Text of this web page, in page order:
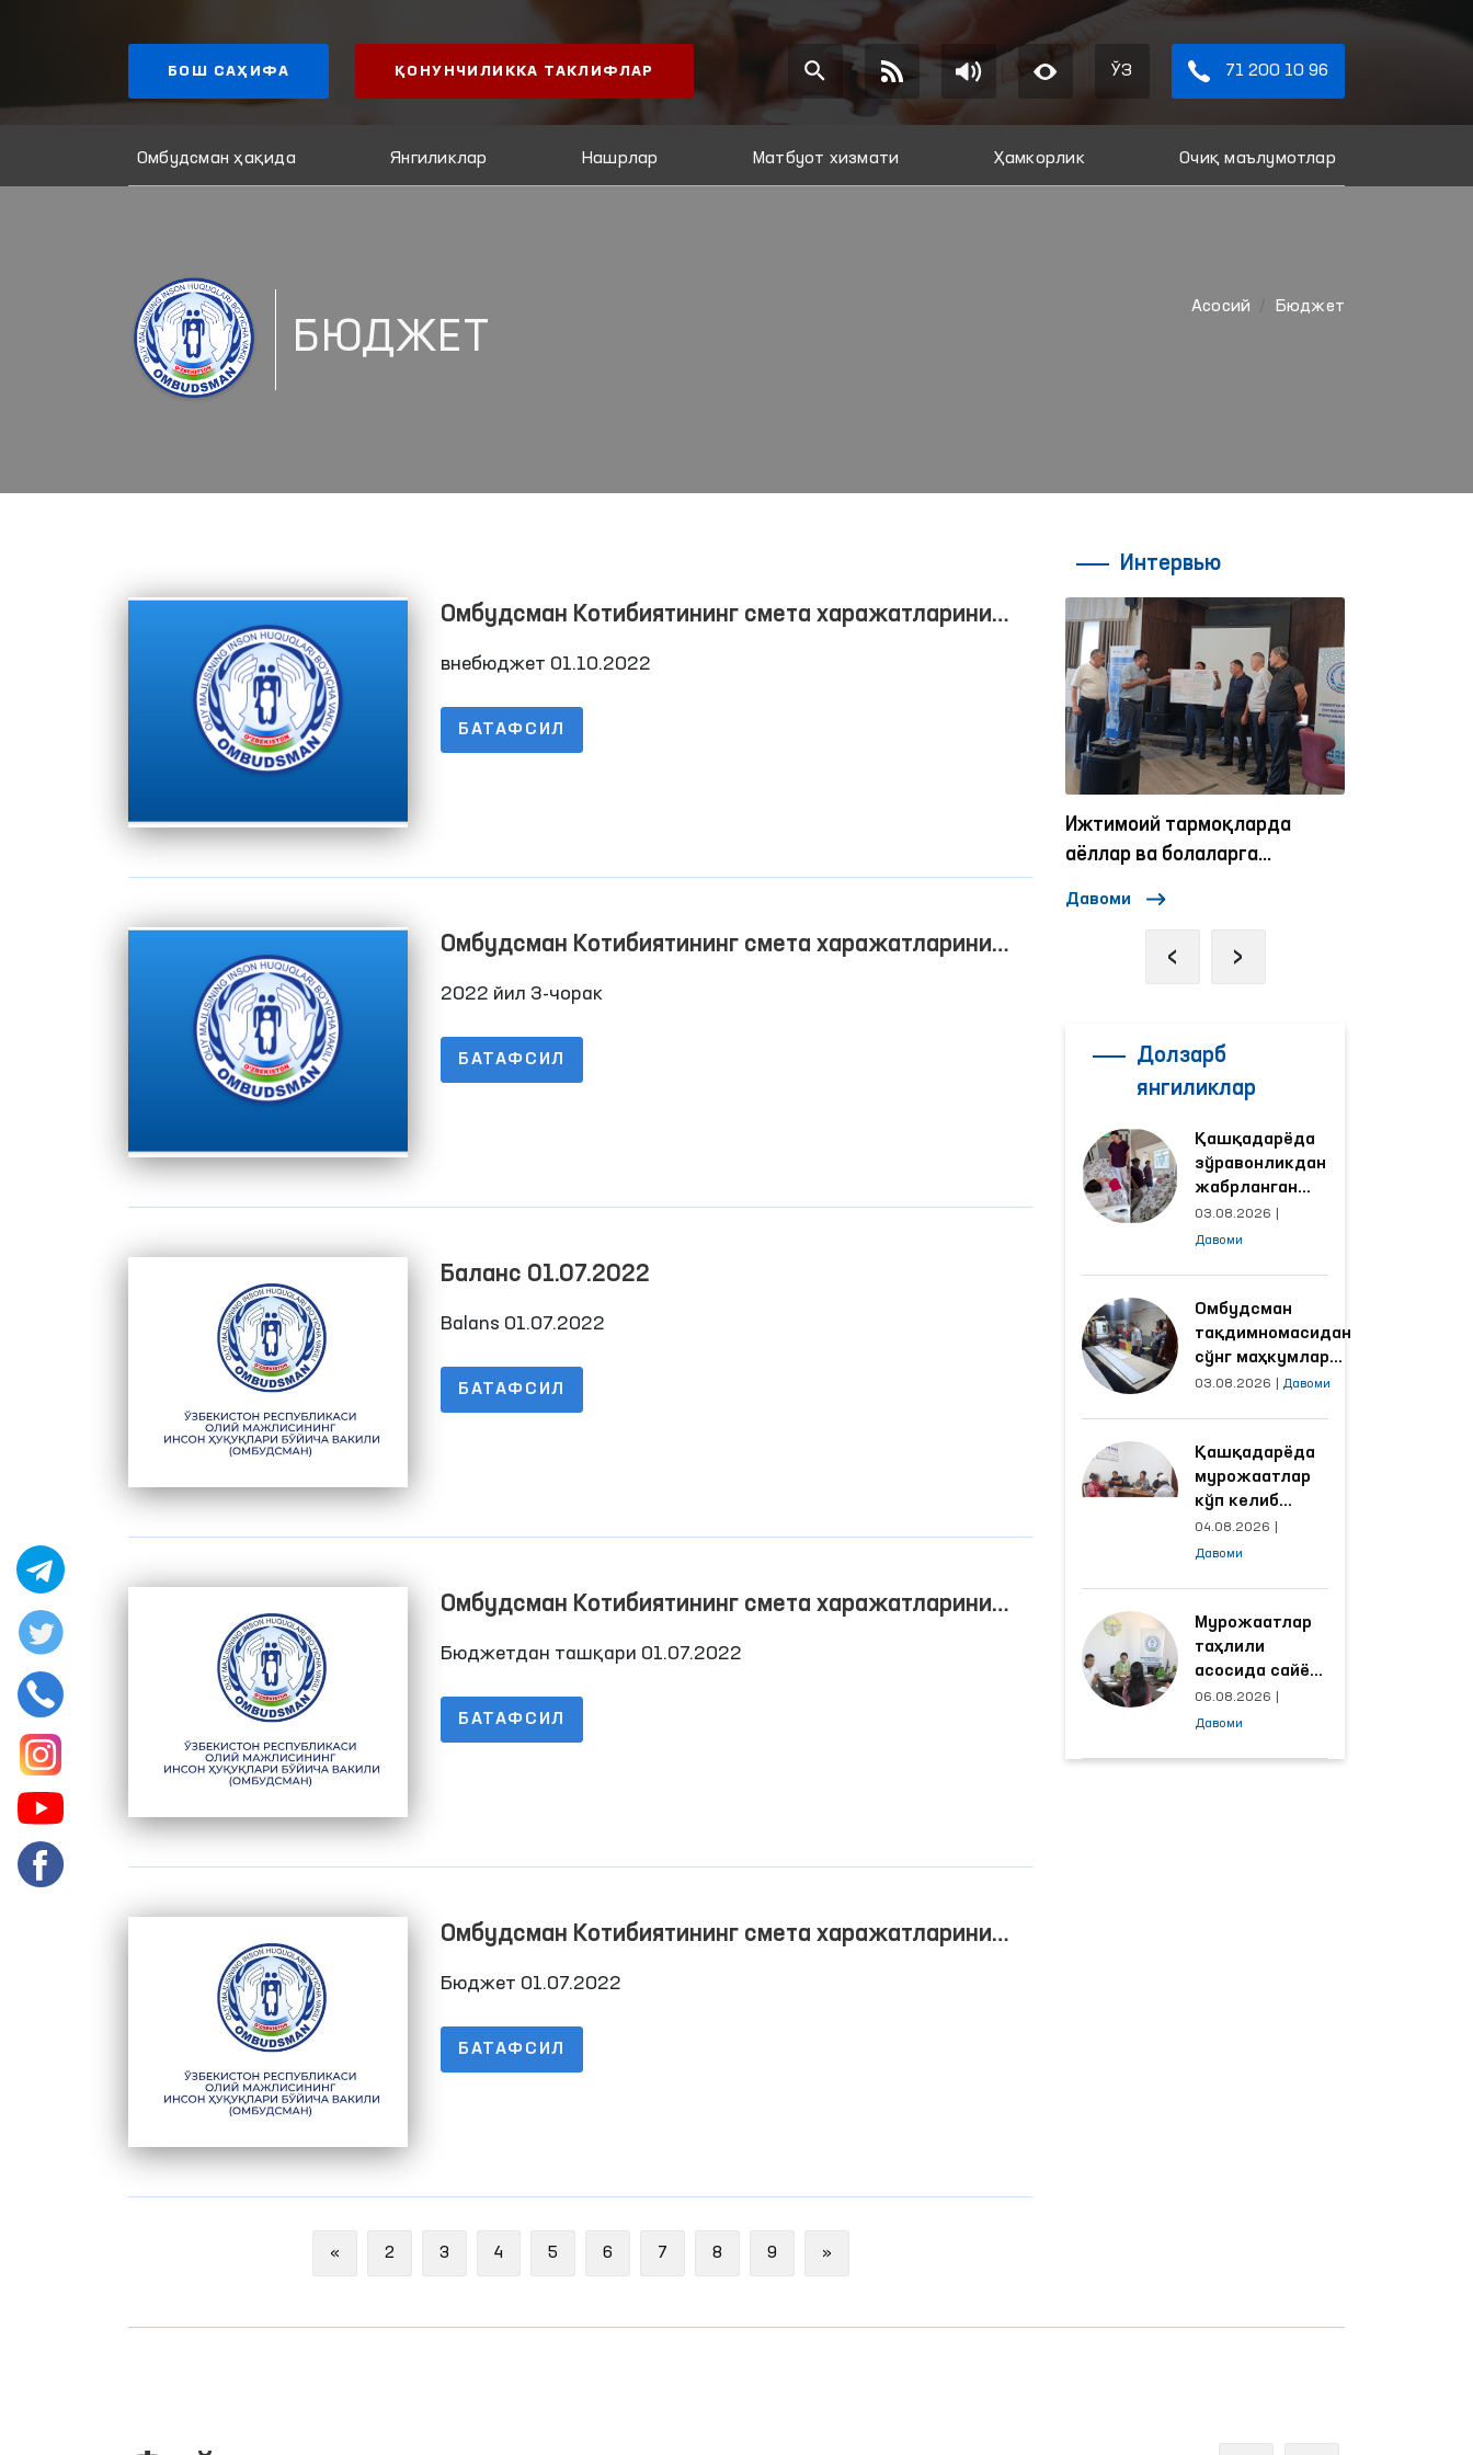
БОШ САҲИФА ҚОНУНЧИЛИККА ТАКЛИФЛАР ЎЗ 71 200 10 96
Омбудсман ҳақида Янгиликлар Нашрлар Матбуот хизмати Ҳамкорлик Очиқ маълумотлар
БЮДЖЕТ
Aсосий Бюджет
Омбудсман Котибиятининг смета харажатларини
бажарилиши тўғрисида Ҳисобот 2022 йил 3-чорак
внебюджет 01.10.2022
БАТАФСИЛ
Омбудсман Котибиятининг смета харажатларини
бажарилиши тўғрисида Ҳисобот 2022 йил 3-чорак
2022 йил 3-чорак
БАТАФСИЛ
Баланс 01.07.2022
Balans 01.07.2022
БАТАФСИЛ
Омбудсман Котибиятининг смета харажатларини
бажарилиши тўғрисида Ҳисобот 2022 йил 2-чорак
Бюджетдан ташқари 01.07.2022
БАТАФСИЛ
Омбудсман Котибиятининг смета харажатларини
бажарилиши тўғрисида Ҳисобот 2022 йил 2-чорак
Бюджет 01.07.2022
БАТАФСИЛ
«Previous
2 3 4 5 6 7 8 9 »Next
Интервью
Ижтимоий тармоқларда
нисбатан зўравонликка
интерактив дарслар
Ижтимоий тармоқларда
аёллар ва болаларга
қарши курашиш
Давоми
‹ ›
Долзарб
янгиликлар
Қашқадарёда
зўравонликдан
жабрланган
аёлнинг ҳолати
Омбудсман
03.08.2026
Давоми
Омбудсман
тақдимномасидан
сўнг маҳкумлар
меҳнат қилаётган
яхшиланди
03.08.2026 Давоми
Қашқадарёда
мурожаатлар
кўп келиб
тушаётган
ҳудудлар
ишлаш йўлга
қўйилди
04.08.2026
Давоми
Мурожаатлар
таҳлили
асосида сайёр
қабул
ўтказиладиган
06.08.2026
Давоми